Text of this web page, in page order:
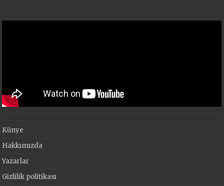
Künye
Hakkımızda
Yazarlar
Gizlilik politikası